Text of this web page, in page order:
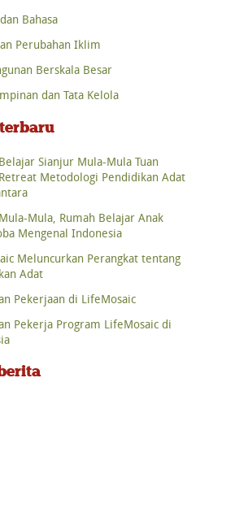
Bahasa
Perubahan Iklim
Berskala Besar
dan Tata Kelola
Sianjur Mula-Mula Tuan
Metodologi Pendidikan Adat
Mula, Rumah Belajar Anak
Mengenal Indonesia
Meluncurkan Perangkat tentang
Adat
Pekerjaan di LifeMosaic
Pekerja Program LifeMosaic di